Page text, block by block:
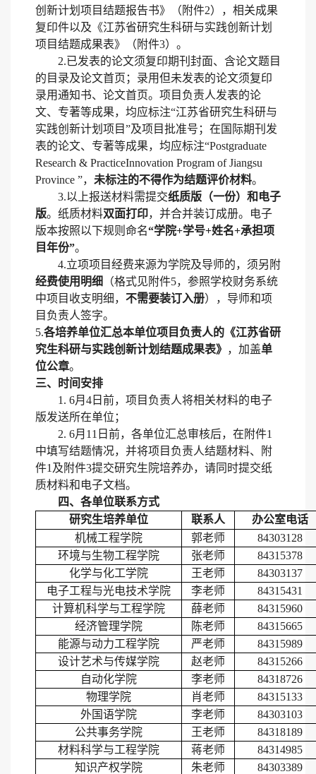
创新计划项目结题报告书》 （附件2），相关成果
复印件以及 《江苏省研究生科研与实践创新计划
项目结题成果表》（附件3）。
2.已发表的论文须复印期刊封面、含论文题目
的目录及论文首页；录用但未发表的论文须复印
录用通知书、论文首页。项目负责人发表的论
文、专著等成果，均应标注“江苏省研究生科研与
实践创新计划项目”及项目批准号；在国际期刊发
表的论文、专著等成果，均应标注“Postgraduate
Research & PracticeInnovation Program of Jiangsu
Province ”， 未标注的不得作为结题评价材料。
3.以上报送材料需提交纸质版（一份）和电子
版。纸质材料双面打印，并合并装订成册。电子
版本按照以下规则命名“学院+学号+姓名+承担项
目年份”。
4.立项项目经费来源为学院及导师的，须另附
经费使用明细
（格式见附件5，参照学校财务系统
中项目收支明细， 不需要装订入册），导师和项
目负责人签字。
5.各培养单位汇总本单位项目负责人的《江苏省研
究生科研与实践创新计划结题成果表》 ，加盖单
位公章。
三、时间安排
1. 6月 4 日前，项目负责人将相关材料的电子
版发送所在单位；
2. 6月 11 日前，各单位汇总审核后，在附件1
中填写结题情况，并将项目负责人结题材料、
附
件1及附件3提交研究生院培养办，请同时提交纸
质材料和电子文档。
四、各单位联系方式
研究生培养单位
联系人
办公室电话
机械工程学院
郭老师
84303128
环境与生物工程学院
张老师
84315378
化学与化工学院 王老师
84303137
电子工程与光电技术学院
李老师
84315431
计算机科学与工程学院
薛老师
84315960
经济管理学院
陈老师
84315665
能源与动力工程学院
严老师
84315989
设计艺术与传媒学院
赵老师
84315266
自动化学院
李老师
84318726
物理学院
肖老师
84315133
外国语学院
李老师
84303103
公共事务学院
王老师
84318189
材料科学与工程学院
蒋老师
84314985
知识产权学院
朱老师
84303389